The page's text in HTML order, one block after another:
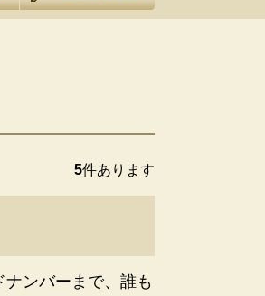
5件あります
ンバーまで、誰も